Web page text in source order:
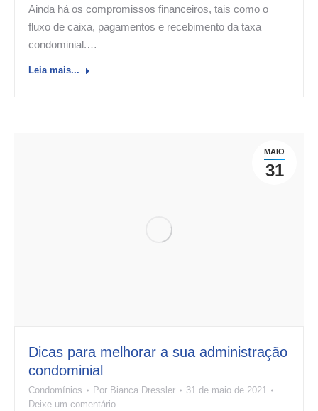
Ainda há os compromissos financeiros, tais como o
fluxo de caixa, pagamentos e recebimento da taxa
condominial.…
Leia mais...
MAIO
31
Dicas para melhorar a sua administração
condominial
Condomínios Por Bianca Dressler
31 de maio de 2021
Deixe um comentário